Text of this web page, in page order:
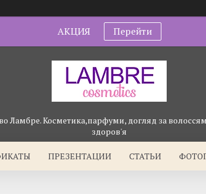
АКЦИЯ Перейти
Ламбре. Косметика,парфуми, догляд за
здоров'я
ПРЕЗЕНТАЦИИ СТАТЬИ